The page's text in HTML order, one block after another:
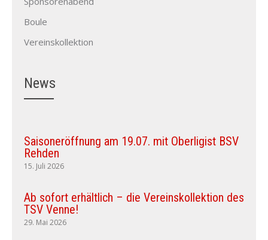
Boule
Vereinskollektion
News
Saisoneröffnung am 19.07. mit Oberligist BSV
Rehden
15. Juli 2026
Ab sofort erhältlich – die Vereinskollektion des
TSV Venne!
29. Mai 2026